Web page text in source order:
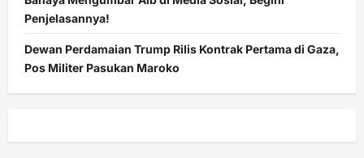
Penjelasannya!
Dewan Perdamaian Trump Rilis Kontrak Pertama di Gaza,
Pos Militer Pasukan Maroko